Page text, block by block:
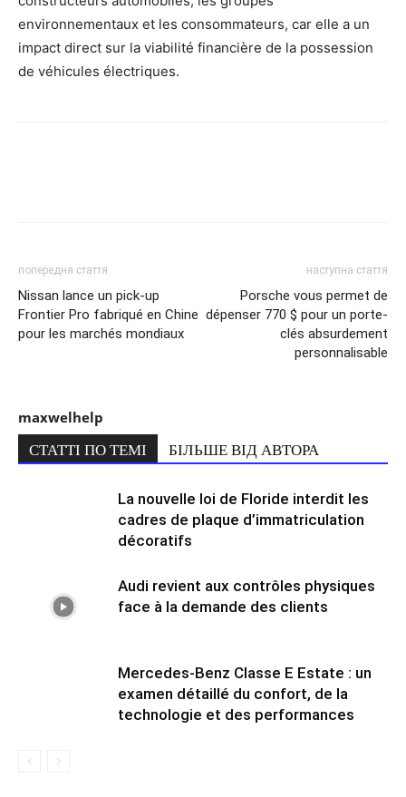
environnementaux et les consommateurs, car elle a un
impact direct sur la viabilité financière de la possession
de véhicules électriques.
попередня стаття
Nissan lance un pick-up
Frontier Pro fabriqué en Chine
pour les marchés mondiaux
наступна стаття
Porsche vous permet de
dépenser 770 $ pour un porte-
clés absurdement
personnalisable
maxwelhelp
СТАТТІ ПО ТЕМІ БІЛЬШЕ ВІД АВТОРА
La nouvelle loi de Floride interdit les
cadres de plaque d’immatriculation
décoratifs
Audi revient aux contrôles physiques
face à la demande des clients
Mercedes-Benz Classe E Estate : un
examen détaillé du confort, de la
technologie et des performances